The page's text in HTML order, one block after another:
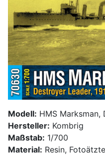
Modell: HMS Marksman,
Hersteller: Kombrig
Maßstab: 1/700
Material: Resin,